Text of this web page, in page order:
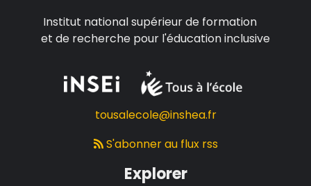
Institut national supérieur de formation
et de recherche pour l'éducation inclusive
tousalecole@inshea.fr
S'abonner au flux rss
Explorer